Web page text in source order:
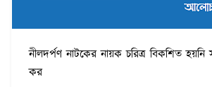
নীলদর্পণ নাটকের নায়ক চরিত্র বিকশিত
কর